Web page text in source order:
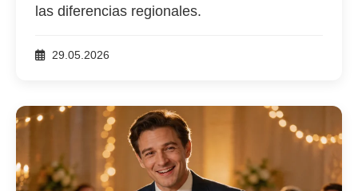
las diferencias regionales.
29.05.2026